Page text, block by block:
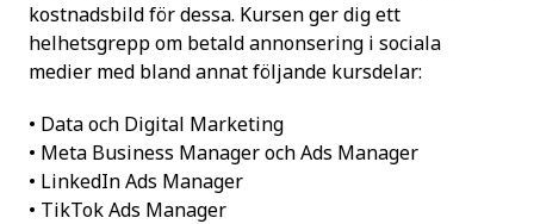
kostnadsbild för dessa. Kursen ger dig ett
helhetsgrepp om betald annonsering i sociala
medier med bland annat följande kursdelar:
• Data och Digital Marketing
• Meta Business Manager och Ads Manager
• LinkedIn Ads Manager
• TikTok Ads Manager